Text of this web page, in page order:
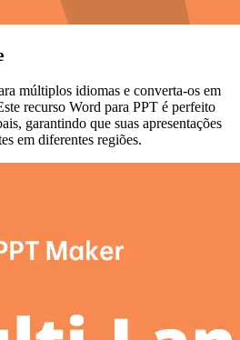
múltiplos idiomas e converta-os em
recurso Word para PPT é perfeito
garantindo que suas apresentações
em diferentes regiões.